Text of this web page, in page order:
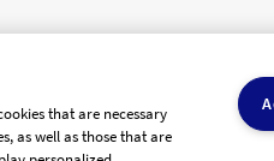
Impressum
that are necessary
as well as those that are